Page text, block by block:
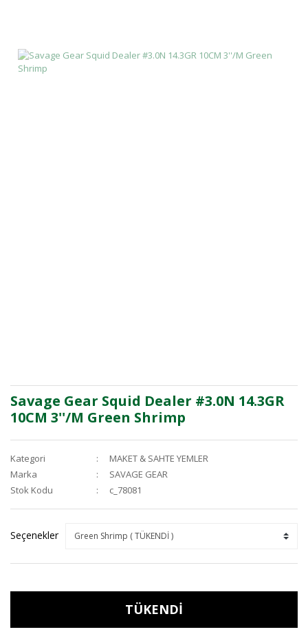
Savage Gear Squid Dealer #3.0N 14.3GR
10CM 3''/M Green Shrimp
Kategori
MAKET & SAHTE YEMLER
Marka
SAVAGE GEAR
Stok Kodu
c_78081
Seçenekler
TÜKENDİ